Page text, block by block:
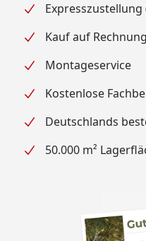
Kauf auf
Montageservice
Kostenlose
Deutschlands
50.000 m²